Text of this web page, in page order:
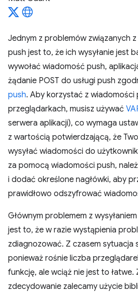
Jednym z problemów związanych
push jest to, że ich wysyłanie jest
wywołać wiadomość push,
żądanie POST do usługi push
push. Aby korzystać z wiadomości
przeglądarkach, musisz używać
serwera aplikacji), co wymaga
z wartością potwierdzającą, że
wysyłać wiadomości do
za pomocą wiadomości push,
i dodać określone nagłówki, aby
prawidłowo odszyfrować
Głównym problemem z
jest to, że w razie wystąpienia
zdiagnozować. Z czasem sytuacja
ponieważ rośnie liczba
funkcję, ale wciąż nie jest to
zdecydowanie zalecamy użycie